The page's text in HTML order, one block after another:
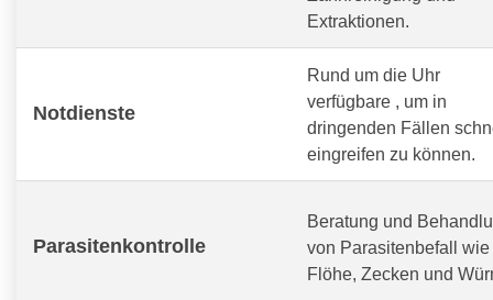
Extraktionen.
Notdienste
Rund um die Uhr
verfügbare , um in
dringenden Fällen
eingreifen zu können.
Parasitenkontrolle
Beratung und
von Parasitenbefall wie
Flöhe, Zecken und